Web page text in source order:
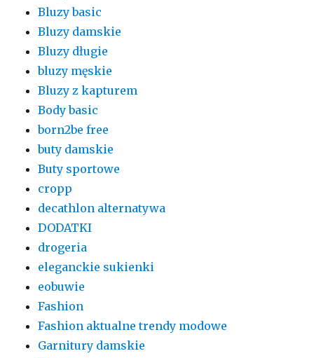
Bluzy basic
Bluzy damskie
Bluzy długie
bluzy męskie
Bluzy z kapturem
Body basic
born2be free
buty damskie
Buty sportowe
cropp
decathlon alternatywa
DODATKI
drogeria
eleganckie sukienki
eobuwie
Fashion
Fashion aktualne trendy modowe
Garnitury damskie